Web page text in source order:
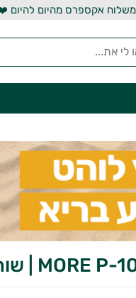
אקספרס מהיום להיום